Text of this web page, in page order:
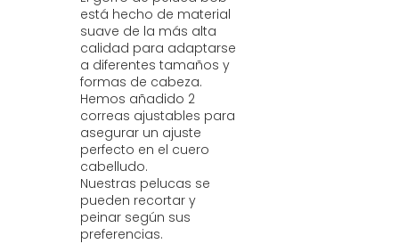
está hecho de material
suave de la más alta
calidad para adaptarse
a diferentes tamaños y
formas de cabeza.
Hemos añadido 2
correas ajustables para
asegurar un ajuste
perfecto en el cuero
cabelludo.
Nuestras pelucas se
pueden recortar y
peinar según sus
preferencias.